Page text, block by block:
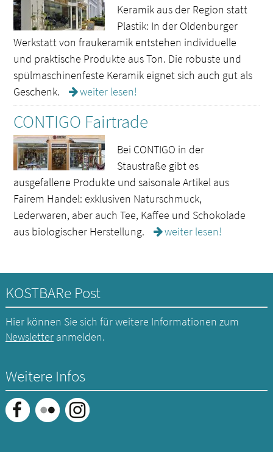
Keramik aus der Region statt
Plastik: In der Oldenburger
Werkstatt von fraukeramik entstehen individuelle
und praktische Produkte aus Ton. Die robuste und
spülmaschinenfeste Keramik eignet sich auch gut als
Geschenk.
weiter lesen!
CONTIGO Fairtrade
Bei CONTIGO in der
Staustraße gibt es
ausgefallene Produkte und saisonale Artikel aus
Fairem Handel: exklusiven Naturschmuck,
Lederwaren, aber auch Tee, Kaffee und Schokolade
aus biologischer Herstellung.
weiter lesen!
KOSTBARe Post
Hier können Sie sich für weitere Informationen zum
Newsletteranmelden.
Weitere Infos